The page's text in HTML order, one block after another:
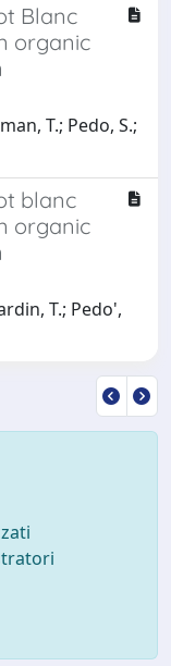
Blanc
organic
T.; Pedo, S.;
blanc
organic
T.; Pedo',